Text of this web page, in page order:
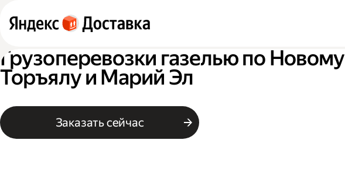
Грузоперевозки газелью по Новому
Торъялу и Марий Эл
Заказать сейчас